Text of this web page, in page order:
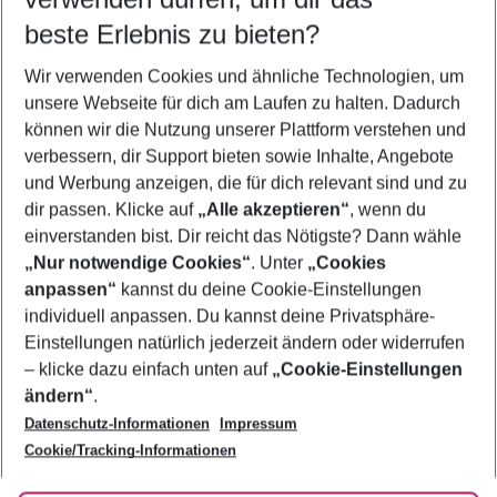
5-8 Nächte
2 Erwachsene Keine Kinder
Mehr Filter anzeigen
Footer
Footer navigation
Über uns
AGB
Bestpreisgarantie
Cookie-Einstellungen ändern
Cookie-Richtlinie
Agenturbetreuung
Barrierefreies Reisen
Folge uns
beste Erlebnis zu bieten?
Wir verwenden Cookies und ähnliche Technologien, um
unsere Webseite für dich am Laufen zu halten. Dadurch
können wir die Nutzung unserer Plattform verstehen und
verbessern, dir Support bieten sowie Inhalte, Angebote
und Werbung anzeigen, die für dich relevant sind und zu
dir passen. Klicke auf „Alle akzeptieren“, wenn du
einverstanden bist. Dir reicht das Nötigste? Dann wähle
„Nur notwendige Cookies“. Unter „Cookies
anpassen“ kannst du deine Cookie-Einstellungen
individuell anpassen. Du kannst deine Privatsphäre-
Einstellungen natürlich jederzeit ändern oder widerrufen
– klicke dazu einfach unten auf „Cookie-Einstellungen
ändern“.
Datenschutz-Informationen
Impressum
Cookie/Tracking-Informationen